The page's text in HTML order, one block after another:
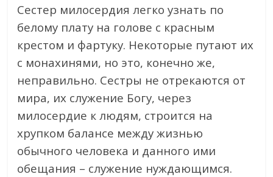
Сестер милосердия легко узнать по
белому плату на голове с красным
крестом и фартуку. Некоторые путают их
с монахинями, но это, конечно же,
неправильно. Сестры не отрекаются от
мира, их служение Богу, через
милосердие к людям, строится на
хрупком балансе между жизнью
обычного человека и данного ими
обещания – служение нуждающимся.